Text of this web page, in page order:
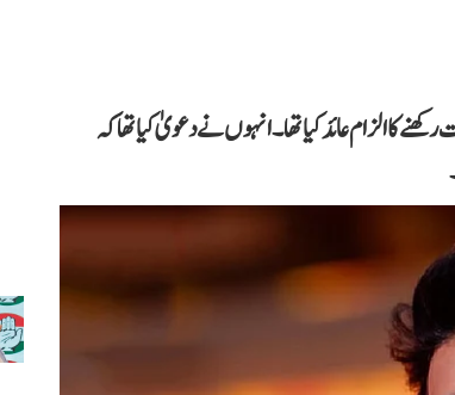
کا الزام عائد کیا تھا۔ انہوں نے دعویٰ کیا تھا کہ